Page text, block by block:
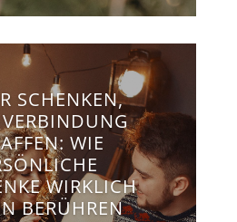
SCHENKEN,
VERBINDUNG
WIE
WIRKLICH
BERÜHREN